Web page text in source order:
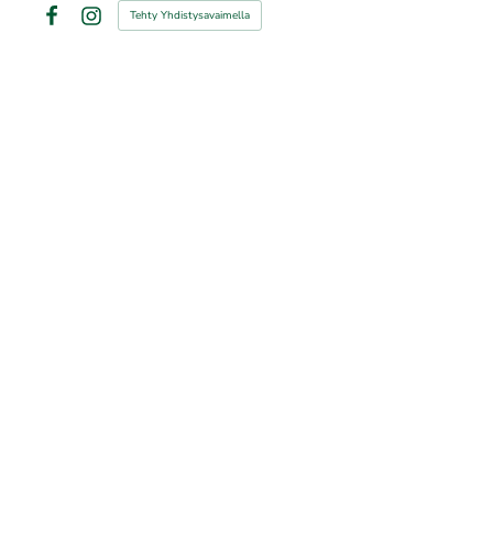
FacebookInstagram
Tehty Yhdistysavaimella